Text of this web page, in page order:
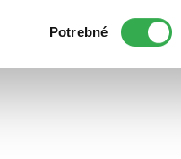
súhlasu
Potrebné